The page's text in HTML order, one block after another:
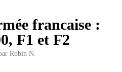
francaise :
F1 et F2
Robin N.